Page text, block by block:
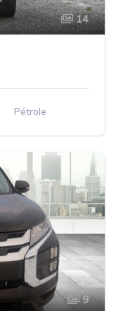
14
Pétrole
9